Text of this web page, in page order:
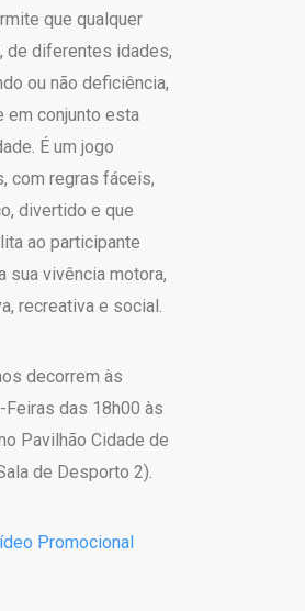
que qualquer
de diferentes idades,
ou não deficiência,
em conjunto esta
É um jogo
com regras fáceis,
divertido e que
ao participante
sua vivência motora,
recreativa e social.
decorrem às
Feiras das 18h00 às
Pavilhão Cidade de
de Desporto 2).
Promocional